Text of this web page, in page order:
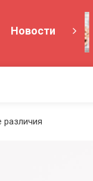
Новости
различия